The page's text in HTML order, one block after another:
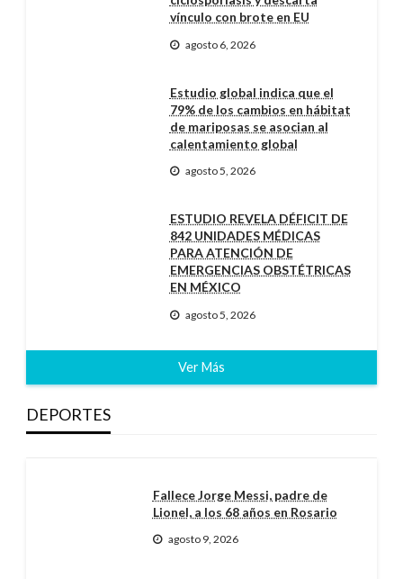
vínculo con brote en EU
agosto 6, 2026
Estudio global indica que el
79% de los cambios en hábitat
de mariposas se asocian al
calentamiento global
agosto 5, 2026
ESTUDIO REVELA DÉFICIT DE
842 UNIDADES MÉDICAS
PARA ATENCIÓN DE
EMERGENCIAS OBSTÉTRICAS
EN MÉXICO
agosto 5, 2026
Ver Más
DEPORTES
Fallece Jorge Messi, padre de
Lionel, a los 68 años en Rosario
agosto 9, 2026